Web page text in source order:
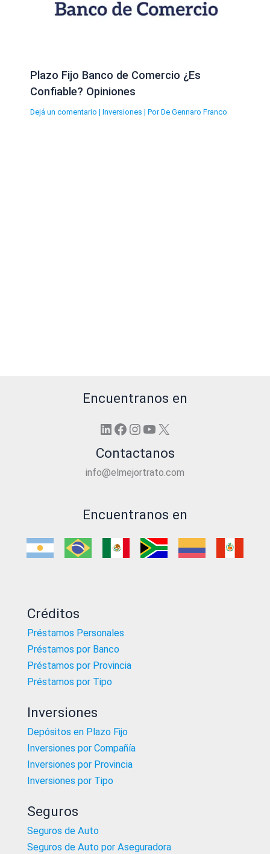
Plazo Fijo Banco de Comercio ¿Es
Confiable? Opiniones
Dejá un comentario | Inversiones | Por De Gennaro Franco
Encuentranos en
LinkedIn
Facebook
Instagram
YouTube
X
Contactanos
info@elmejortrato.com
Encuentranos en
Créditos
Préstamos Personales
Préstamos por Banco
Préstamos por Provincia
Préstamos por Tipo
Inversiones
Depósitos en Plazo Fijo
Inversiones por Compañía
Inversiones por Provincia
Inversiones por Tipo
Seguros
Seguros de Auto
Seguros de Auto por Aseguradora